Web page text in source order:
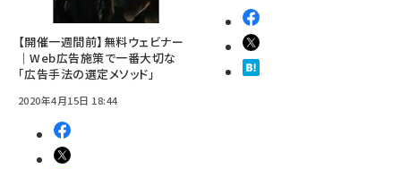
【開催一週間前】無料ウェビナー
｜Web広告施策で一番大切な
「広告手法の選定メソッド」
2020年4月15日 18:44